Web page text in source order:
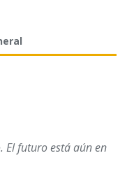
El futuro está aún en